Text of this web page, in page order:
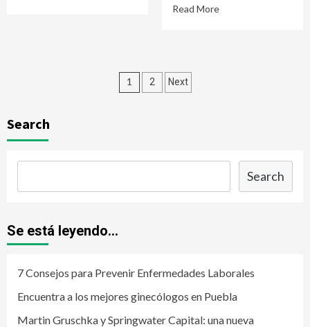
Read More
Posts
1 2 Next
Search
Search
Se está leyendo...
7 Consejos para Prevenir Enfermedades Laborales
Encuentra a los mejores ginecólogos en Puebla
Martin Gruschka y Springwater Capital: una nueva